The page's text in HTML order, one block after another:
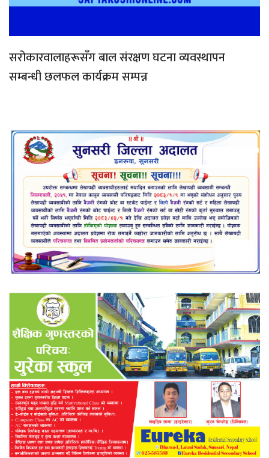
सरोकारवालाहरूसँग बाल संरक्षण घटना व्यवस्थापन
सम्बन्धी छलफल कार्यक्रम सम्पन्न